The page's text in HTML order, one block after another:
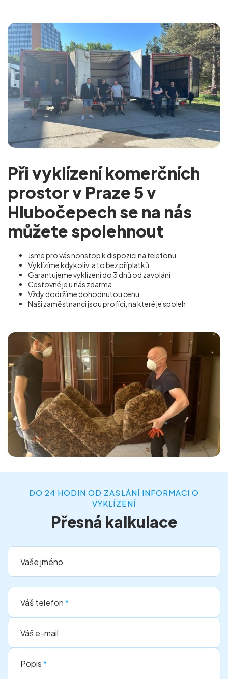
Při vyklízení komerčních
prostor v Praze 5 v
Hlubočepech se na nás
můžete spolehnout
Jsme pro vás nonstop k dispozici na telefonu
Vyklízíme kdykoliv, a to bez příplatků
Garantujeme vyklízení do 3 dnů od zavolání
Cestovné je u nás zdarma
Vždy dodržíme dohodnutou cenu
Naši zaměstnanci jsou profíci, na které je spoleh
DO 24 HODIN OD ZASLÁNÍ INFORMACI O
VYKLÍZENÍ
Přesná kalkulace
Vaše jméno
Váš telefon*
Váš e-mail
Popis*